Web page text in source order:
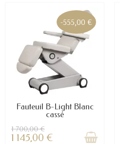
-555,00 €
Fauteuil B-Light Blanc
cassé
1 700,00 €
1 145,00 €